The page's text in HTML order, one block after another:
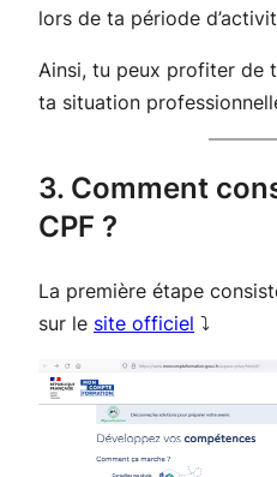
lors de ta période
Ainsi, tu peux profiter de
ta situation
3. Comment
CPF ?
La première étape
sur le site officiel ⤵